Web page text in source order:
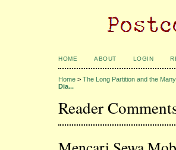
HOME ABOUT LOGIN
Home > The Long Partition and the
Dia...
Reader